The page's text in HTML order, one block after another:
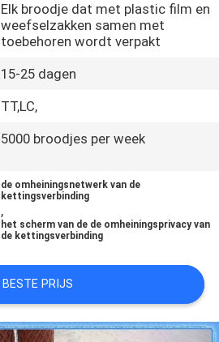
Elk broodje dat met plastic film en
weefselzakken samen met
toebehoren wordt verpakt
15-25 dagen
TT,LC,
5000 broodjes per week
de omheiningsnetwerk van de
kettingsverbinding
,
het scherm van de de omheiningsprivacy van
de kettingsverbinding
BESTE PRIJS